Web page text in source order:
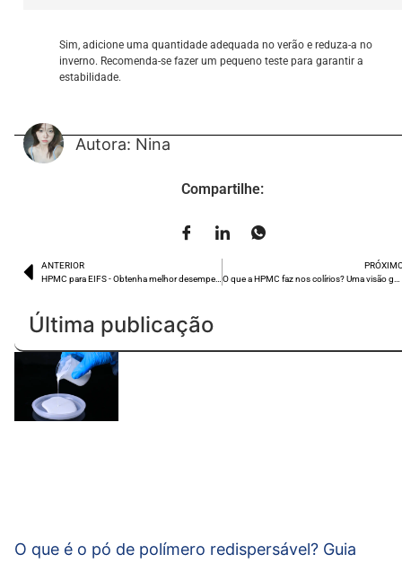
Sim, adicione uma quantidade adequada no verão e reduza-a no
inverno. Recomenda-se fazer um pequeno teste para garantir a
estabilidade.
Autora: Nina
Compartilhe:
ANTERIOR
Última publicação
O que é o pó de polímero redispersável? Guia